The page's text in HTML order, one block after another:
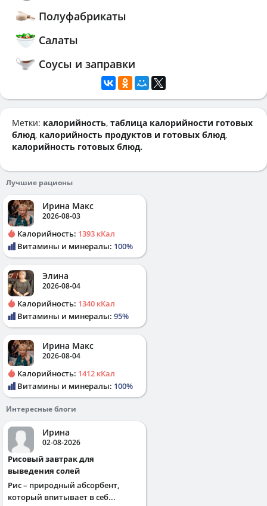
Полуфабрикаты
Салаты
Соусы и заправки
Метки: калорийность, таблица калорийности готовых
блюд, калорийность продуктов и готовых блюд,
калорийность готовых блюд.
Лучшие рационы
Ирина Макс
2026-08-03
Калорийность: 1393 кКал
Витамины и минералы: 100%
Элина
2026-08-04
Калорийность: 1340 кКал
Витамины и минералы: 95%
Ирина Макс
2026-08-04
Калорийность: 1412 кКал
Витамины и минералы: 100%
Интересные блоги
Ирина
02-08-2026
Рисовый завтрак для
выведения солей
Рис – природный абсорбент,
который впитывает в себ...